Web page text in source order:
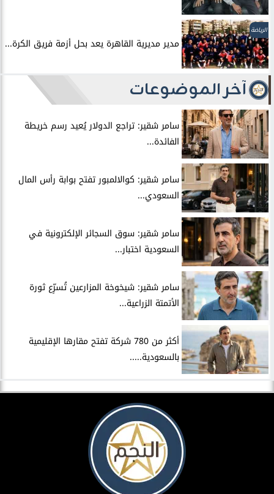
الرياضة
مدير مديرية القاهرة يعد بحل أزمة فريق الكرة...
آخر الموضوعات
سامر شقير: تراجع الدولار يُعيد رسم خريطة
الفائدة...
سامر شقير: كوالالمبور تفتح بوابة رأس المال
السعودي...
سامر شقير: سوق السجائر الإلكترونية في
السعودية اختبار...
سامر شقير: شيخوخة المزارعين تُسرِّع ثورة
الأتمتة الزراعية...
أكثر من 780 شركة تفتح مقارها الإقليمية
بالسعودية.....